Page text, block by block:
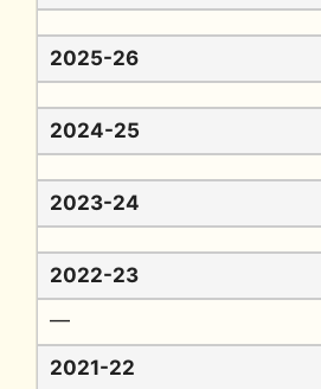
2025-26
2024-25
2023-24
2022-23
━
2021-22